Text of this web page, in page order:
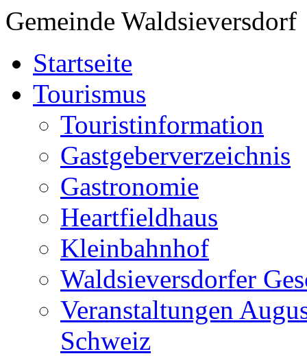
Gemeinde Waldsieversdorf
Startseite
Tourismus
Touristinformation
Gastgeberverzeichnis
Gastronomie
Heartfieldhaus
Kleinbahnhof
Waldsieversdorfer
Veranstaltungen
Schweiz